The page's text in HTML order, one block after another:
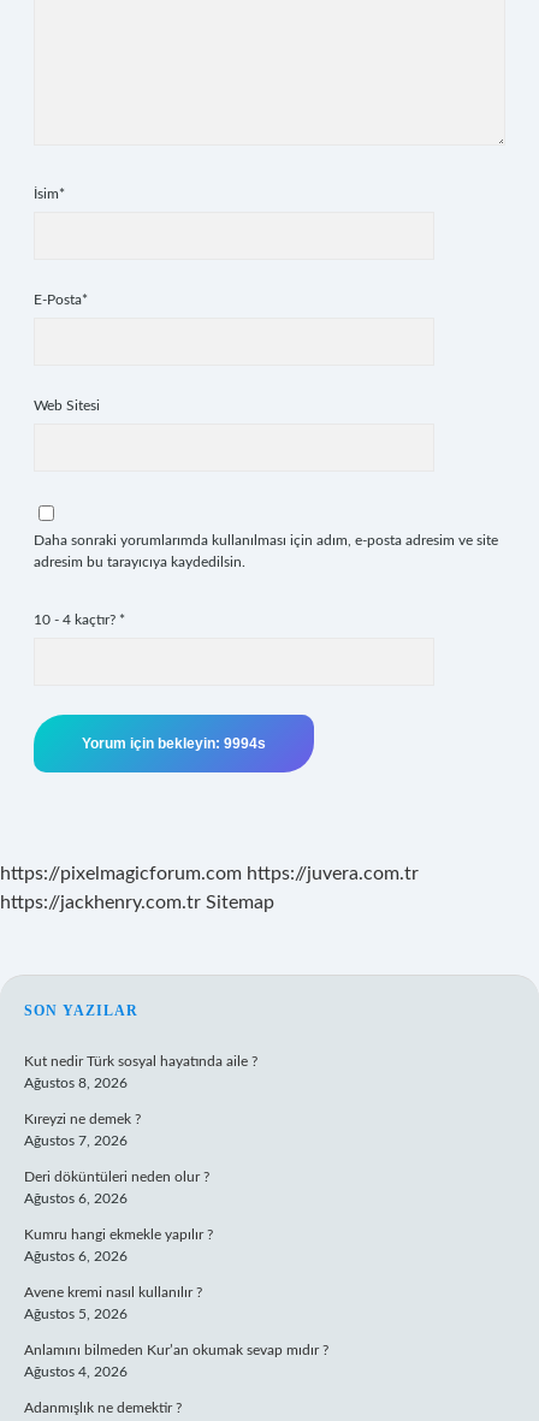
İsim*
E-Posta*
Web Sitesi
Daha sonraki yorumlarımda kullanılması için adım, e-posta adresim ve site
adresim bu tarayıcıya kaydedilsin.
10 - 4 kaçtır? *
https://pixelmagicforum.com https://juvera.com.tr
https://jackhenry.com.tr Sitemap
SIDEBAR
SON YAZILAR
Kut nedir Türk sosyal hayatında aile ?
Ağustos 8, 2026
Kıreyzi ne demek ?
Ağustos 7, 2026
Deri döküntüleri neden olur ?
Ağustos 6, 2026
Kumru hangi ekmekle yapılır ?
Ağustos 6, 2026
Avene kremi nasıl kullanılır ?
Ağustos 5, 2026
Anlamını bilmeden Kur’an okumak sevap mıdır ?
Ağustos 4, 2026
Adanmışlık ne demektir ?